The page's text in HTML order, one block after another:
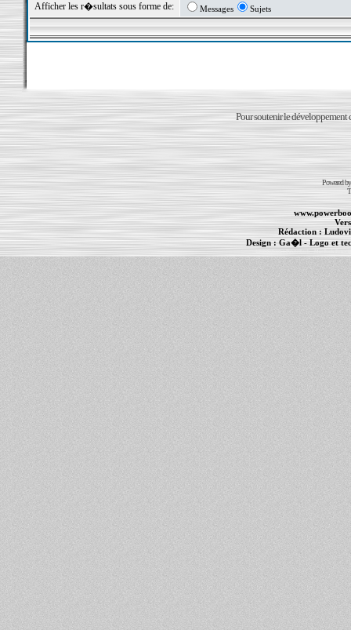
Afficher les r�sultats sous forme de: Messages Sujets
Pour soutenir le développement
Powered
Rédaction :
Design : Ga�l- Logo et